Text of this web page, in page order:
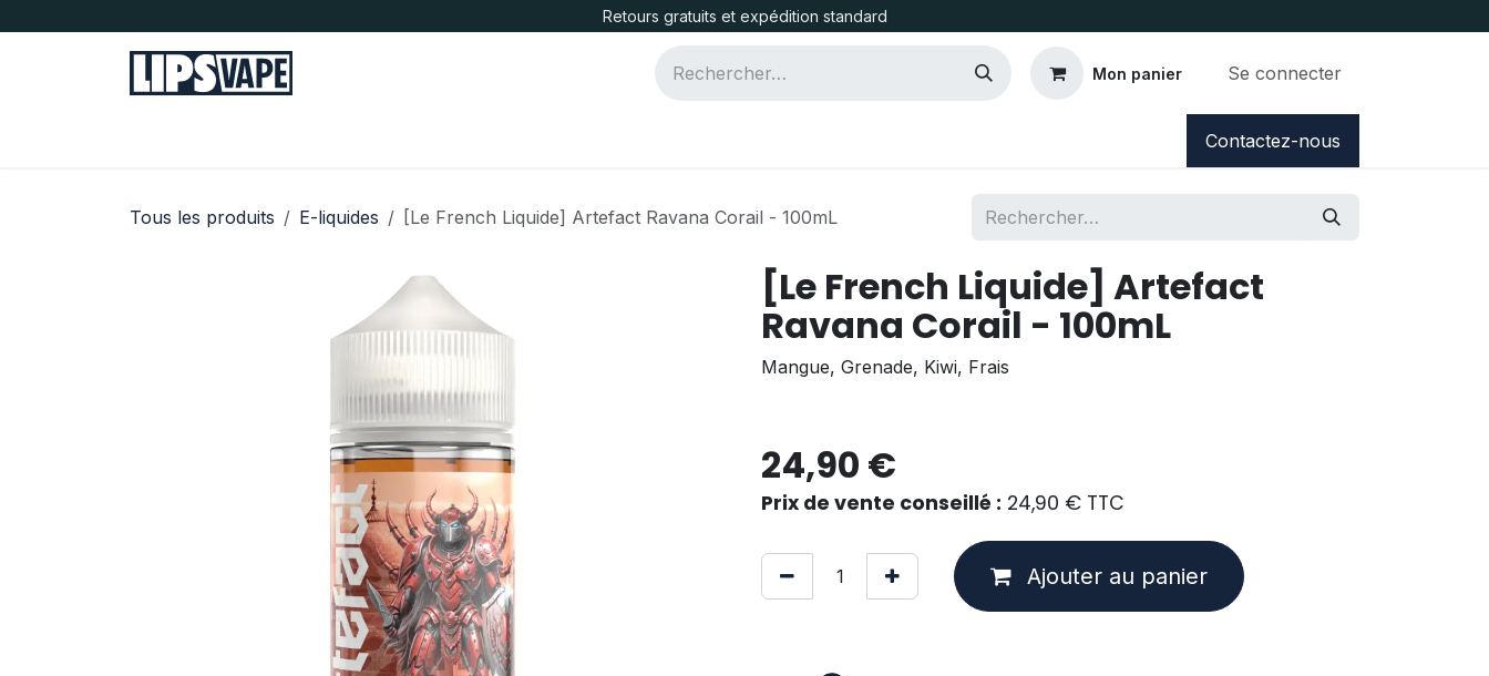
Retours gratuits et expédition standard
Mon panier Se connecter
Contactez-nous
Tous les produits E-liquides [Le French Liquide] Artefact Ravana Corail - 100mL
[Le French Liquide] Artefact
Ravana Corail - 100mL
Mangue, Grenade, Kiwi, Frais
24,90 €
Prix de vente conseillé : 24,90 € TTC
Ajouter au panier